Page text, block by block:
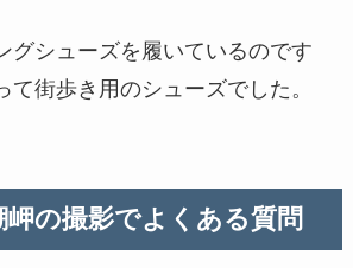
グシューズを履いているのです
て街歩き用のシューズでした。
岬の撮影でよくある質問